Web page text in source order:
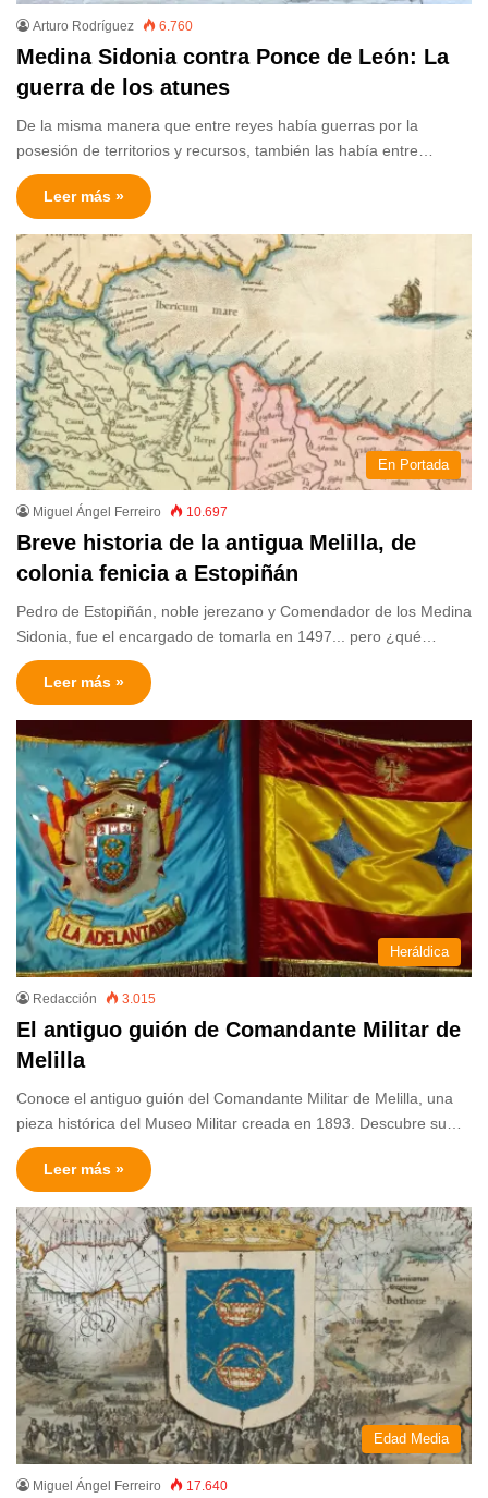
Arturo Rodríguez 6.760
Medina Sidonia contra Ponce de León: La
guerra de los atunes
De la misma manera que entre reyes había guerras por la
posesión de territorios y recursos, también las había entre…
Leer más »
En Portada
Miguel Ángel Ferreiro 10.697
Breve historia de la antigua Melilla, de
colonia fenicia a Estopiñán
Pedro de Estopiñán, noble jerezano y Comendador de los Medina
Sidonia, fue el encargado de tomarla en 1497... pero ¿qué…
Leer más »
Heráldica
Redacción 3.015
El antiguo guión de Comandante Militar de
Melilla
Conoce el antiguo guión del Comandante Militar de Melilla, una
pieza histórica del Museo Militar creada en 1893. Descubre su…
Leer más »
Edad Media
Miguel Ángel Ferreiro 17.640